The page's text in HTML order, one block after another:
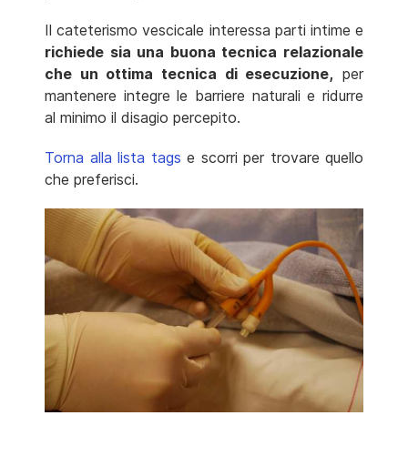
Il cateterismo vescicale interessa parti intime e
richiede sia una buona tecnica relazionale
che un ottima tecnica di esecuzione, per
mantenere integre le barriere naturali e ridurre
al minimo il disagio percepito.
Torna alla lista tags e scorri per trovare quello
che preferisci.